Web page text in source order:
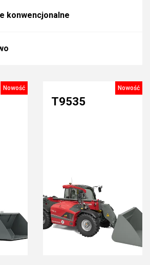
konwencjonalne
Nowość Nowość
T9535